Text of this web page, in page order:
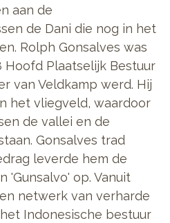
aan de
de Dani die nog in het
Rolph Gonsalves was
Hoofd Plaatselijk Bestuur
van Veldkamp werd. Hij
het vliegveld, waardoor
de vallei en de
Gonsalves trad
leverde hem de
'Gunsalvo' op. Vanuit
netwerk van verharde
Indonesische bestuur